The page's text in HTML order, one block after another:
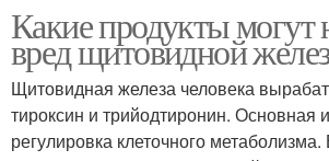
Продукты с соей
Продукты для
Какие продукты могут
вред щитовидной
Щитовидная железа человека
тироксин и трийодтиронин.
регулировка клеточного